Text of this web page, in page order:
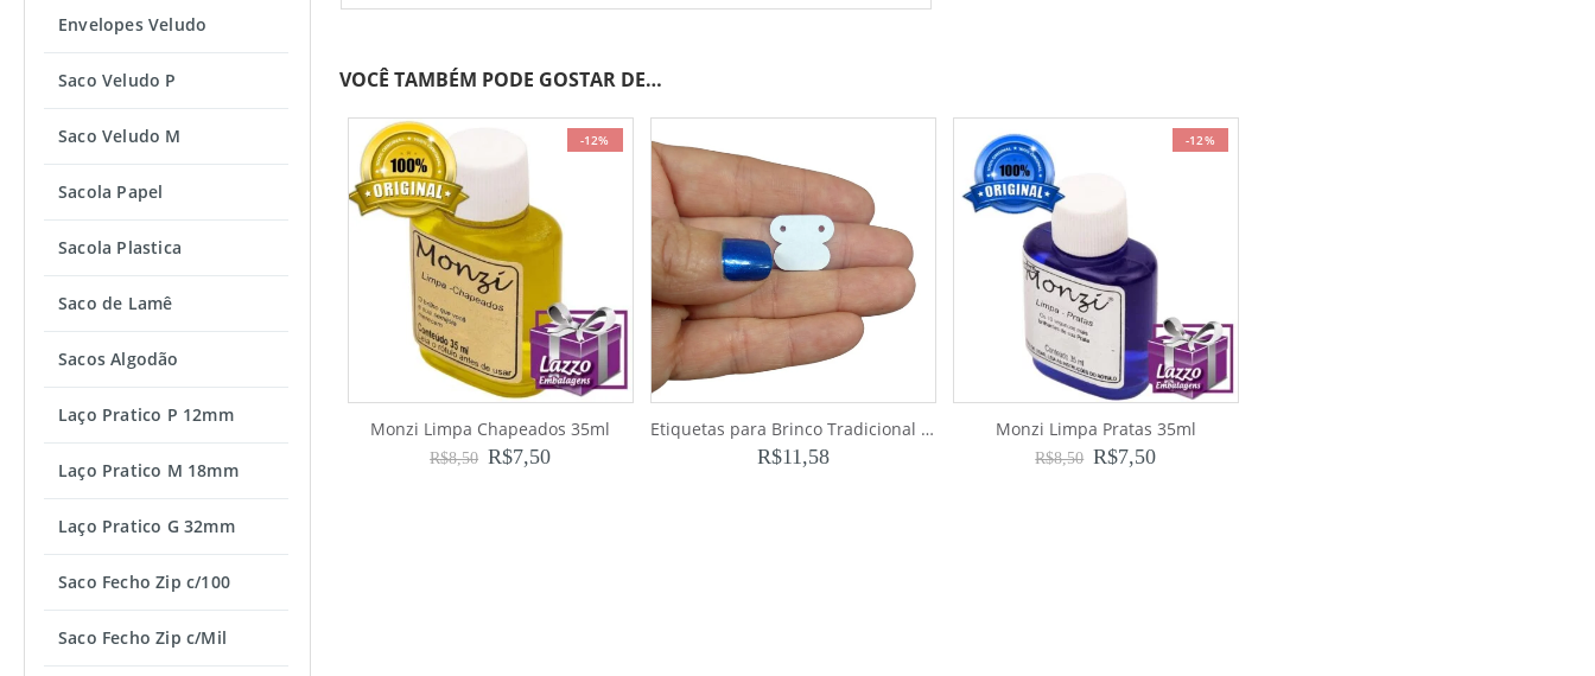
VOCÊ TAMBÉM PODE GOSTAR DE…
-12%
Monzi Limpa Chapeados 35ml
R$8,50 R$7,50
Etiquetas para Brinco Tradicional (1.000)
R$11,58
-12%
Monzi Limpa Pratas 35ml
R$8,50 R$7,50
Envelopes Veludo
Saco Veludo P
Saco Veludo M
Sacola Papel
Sacola Plastica
Saco de Lamê
Sacos Algodão
Laço Pratico P 12mm
Laço Pratico M 18mm
Laço Pratico G 32mm
Saco Fecho Zip c/100
Saco Fecho Zip c/Mil